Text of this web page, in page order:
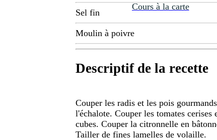
Cours à la carte
Sel fin
Moulin à poivre
Descriptif de la recette
Couper les radis et les pois
l'échalote. Couper les tomates
cubes. Couper la citronnelle en
Tailler de fines lamelles de volaille.